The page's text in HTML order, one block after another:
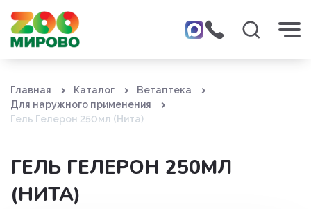
Главная Каталог
Ветаптека
Для наружного применения
Гель Гелерон 250мл (Нита)
ГЕЛЬ ГЕЛЕРОН 250МЛ
(НИТА)